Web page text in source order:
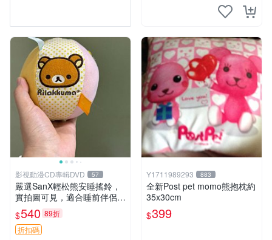
影視動漫CD專輯DVD 57
嚴選SanX輕松熊安睡搖鈴，
實拍圖可見，適合睡前伴侶，
Picks安撫好物 0325 懸吊 電
腦
$540 89折
折扣碼
Y1711989293 883
全新Post pet momo熊抱枕約
35x30cm
$399